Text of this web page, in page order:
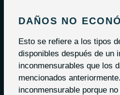
DAÑOS NO
Esto se refiere a los tipos
disponibles después de un
inconmensurables que los
mencionados
inconmensurable porque